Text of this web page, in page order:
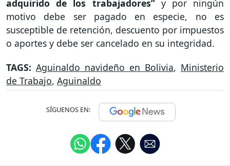
adquirido de los trabajadores” y por ningún
motivo debe ser pagado en especie, no es
susceptible de retención, descuento por impuestos
o aportes y debe ser cancelado en su integridad.
TAGS: Aguinaldo navideño en Bolivia, Ministerio
de Trabajo, Aguinaldo
SÍGUENOS EN: